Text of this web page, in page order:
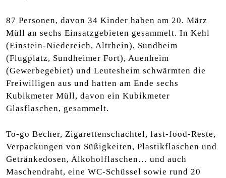
87 Personen, davon 34 Kinder haben am 20. März
Müll an sechs Einsatzgebieten gesammelt. In Kehl
(Einstein-Niedereich, Altrhein), Sundheim
(Flugplatz, Sundheimer Fort), Auenheim
(Gewerbegebiet) und Leutesheim schwärmten die
Freiwilligen aus und hatten am Ende sechs
Kubikmeter Müll, davon ein Kubikmeter
Glasflaschen, gesammelt.
To-go Becher, Zigarettenschachtel, fast-food-Reste,
Verpackungen von Süßigkeiten, Plastikflaschen und
Getränkedosen, Alkoholflaschen… und auch
Maschendraht, eine WC-Schüssel sowie rund 20